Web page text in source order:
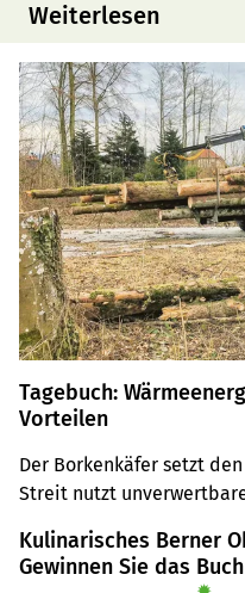
Weiterlesen
Tagebuch:
Vorteilen
Der Borkenkäfer setzt
Streit nutzt
Kulinarisches Berner
Gewinnen Sie das